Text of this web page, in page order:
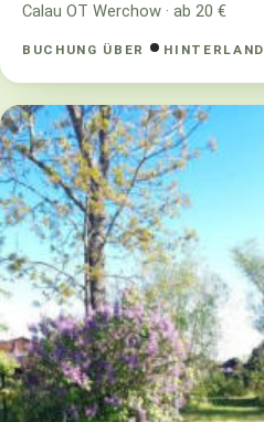
Calau OT Werchow · ab 20 €
BUCHUNG ÜBER HINTERLAND